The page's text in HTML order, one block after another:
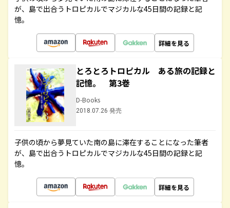
が、島で出合うトロピカルでマジカルな45日間の記録と記
憶。
詳細を見る
とろとろトロピカル ある旅の記録と
記憶。 第3巻
D-Books
2018.07.26 発売
子供の頃から夢見ていた南の島に滞在することになった筆者
が、島で出合うトロピカルでマジカルな45日間の記録と記
憶。
詳細を見る